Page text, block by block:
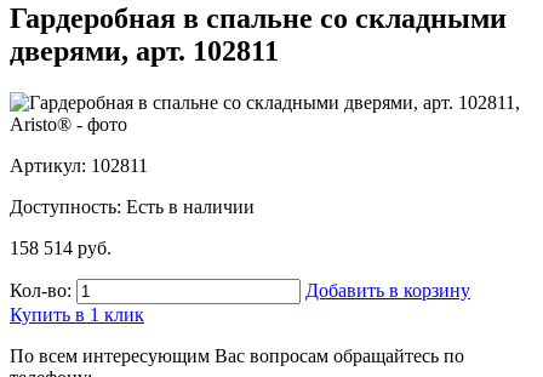
Гардеробная в спальне со складными
дверями, арт. 102811
Артикул: 102811
Доступность: Есть в наличии
158 514 руб.
Кол-во:
Добавить в корзину
Купить в 1 клик
По всем интересующим Вас вопросам обращайтесь по